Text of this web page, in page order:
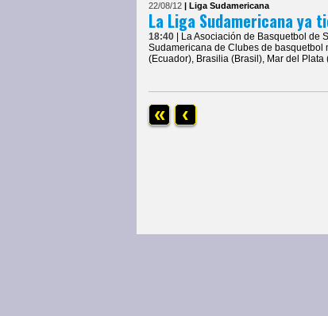
22/08/12 | Liga Sudamericana
La Liga Sudamericana ya
18:40
| La Asociación de Basquetbol
Sudamericana de Clubes de
(Ecuador), Brasilia (Brasil), Mar del
« ‹